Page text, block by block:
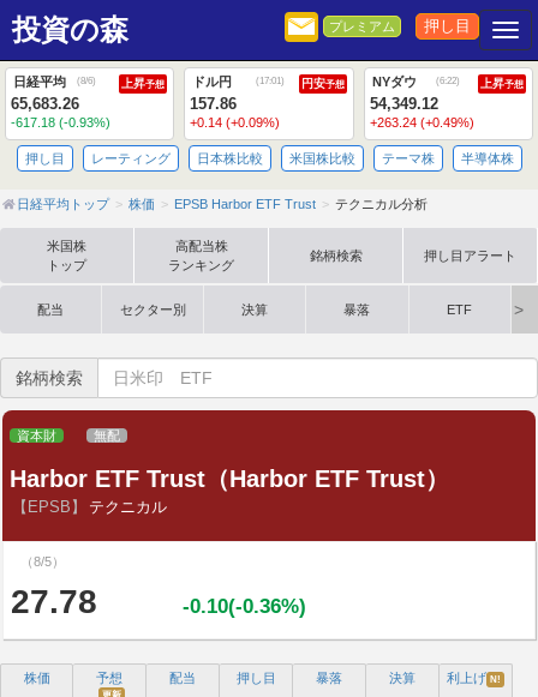
投資の森 プレミアム 押し目
日経平均 (8/6) 上昇予想
65,683.26
-617.18 (-0.93%)
ドル円 (17:01) 円安予想
157.86
+0.14 (+0.09%)
NYダウ (6:22) 上昇予想
54,349.12
+263.24 (+0.49%)
押し目 レーティング 日本株比較 米国株比較 テーマ株 半導体株
日経平均トップ 株価 EPSB Harbor ETF Trust テクニカル分析
米国株
トップ
高配当株
ランキング
銘柄検索 押し目アラート
配当 セクター別 決算 暴落 ETF
銘柄検索
資本財 無配
Harbor ETF Trust（Harbor ETF Trust）
【EPSB】 テクニカル
（8/5）
27.78 -0.10(-0.36%)
株価 予想
更新
配当 押し目 暴落 決算 利上げ N!